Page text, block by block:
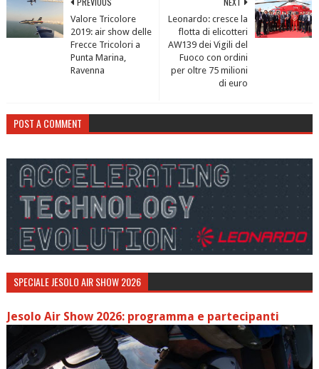
Leonardo: cresce la
flotta di elicotteri
AW139 dei Vigili del
Fuoco con ordini
per oltre 75 milioni
di euro
Valore Tricolore
2019: air show delle
Frecce Tricolori a
Punta Marina,
Ravenna
POST A COMMENT
SPECIALE JESOLO AIR SHOW 2026
Jesolo Air Show 2026: programma e partecipanti